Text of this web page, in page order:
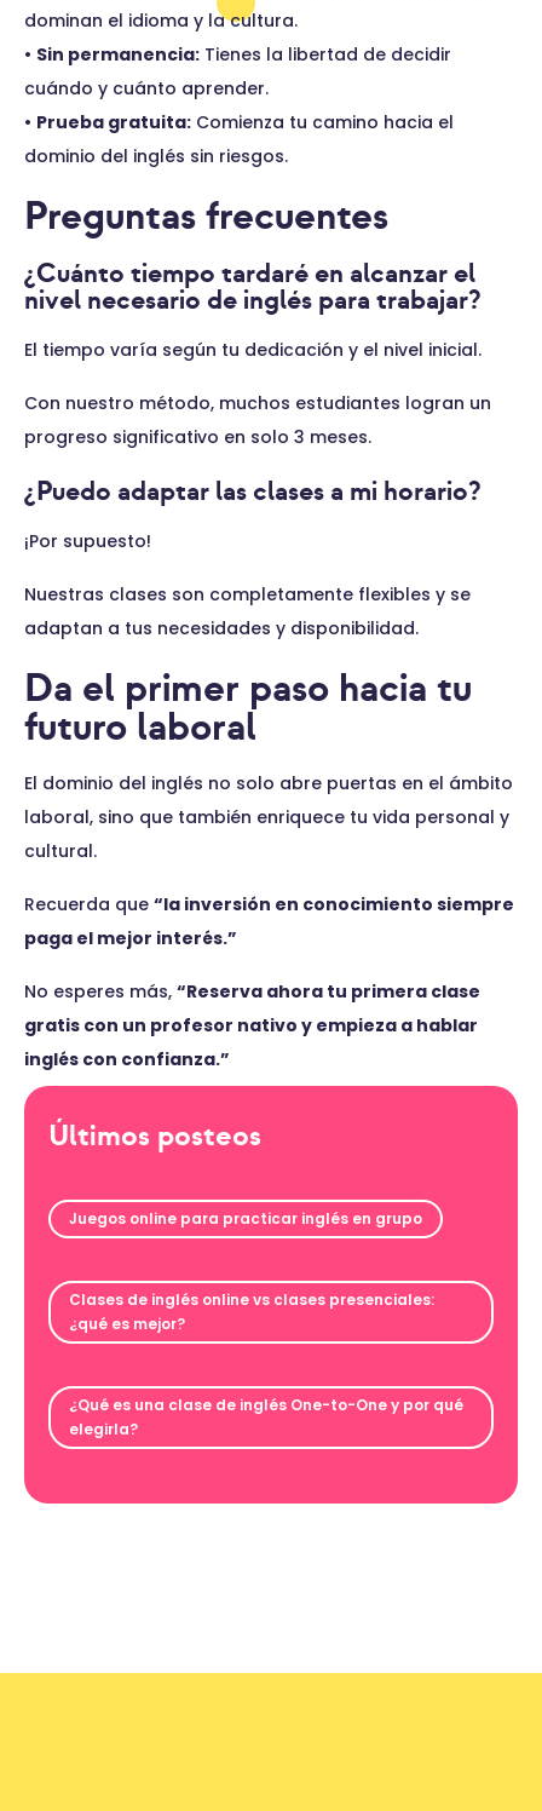
dominan el idioma y la cultura.
• Sin permanencia: Tienes la libertad de decidir
cuándo y cuánto aprender.
• Prueba gratuita: Comienza tu camino hacia el
dominio del inglés sin riesgos.
Preguntas frecuentes
¿Cuánto tiempo tardaré en alcanzar el
nivel necesario de inglés para trabajar?
El tiempo varía según tu dedicación y el nivel inicial.
Con nuestro método, muchos estudiantes logran un
progreso significativo en solo 3 meses.
¿Puedo adaptar las clases a mi horario?
¡Por supuesto!
Nuestras clases son completamente flexibles y se
adaptan a tus necesidades y disponibilidad.
Da el primer paso hacia tu
futuro laboral
El dominio del inglés no solo abre puertas en el ámbito
laboral, sino que también enriquece tu vida personal y
cultural.
Recuerda que “la inversión en conocimiento siempre
paga el mejor interés.”
No esperes más, “Reserva ahora tu primera clase
gratis con un profesor nativo y empieza a hablar
inglés con confianza.”
Últimos posteos
Juegos online para practicar inglés en grupo
Clases de inglés online vs clases presenciales:
¿qué es mejor?
¿Qué es una clase de inglés One-to-One y por qué
elegirla?